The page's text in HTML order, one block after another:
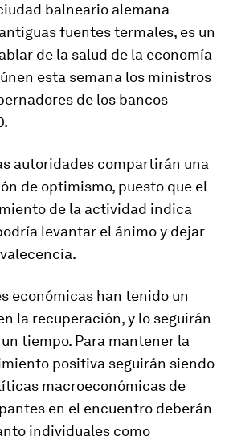
balneario alemana
fuentes termales, es un
de la salud de la economía
esta semana los ministros
de los bancos
autoridades compartirán una
de optimismo, puesto que el
de la actividad indica
levantar el ánimo y dejar
económicas han tenido un
la recuperación, y lo seguirán
tiempo. Para mantener la
positiva seguirán siendo
macroeconómicas de
en el encuentro deberán
individuales como